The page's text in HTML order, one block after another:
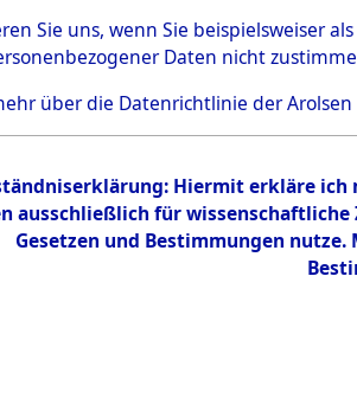
Sie uns, wenn Sie beispielsweiser
Daten nicht
über die Datenrichtlinie der Arolsen
Hiermit erkläre ich
ausschließlich für
Gesetzen und Bestimmungen